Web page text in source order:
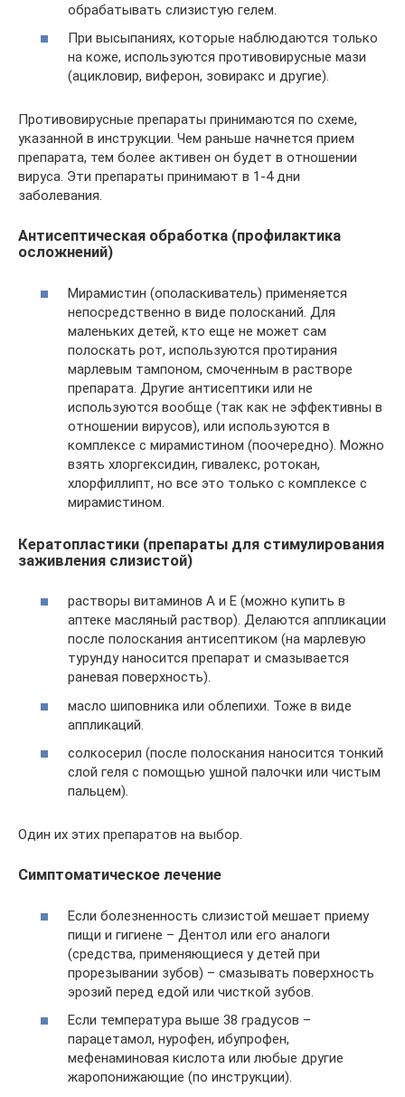
обрабатывать слизистую гелем.
При высыпаниях, которые наблюдаются только
на коже, используются противовирусные мази
(ацикловир, виферон, зовиракс и другие).
Противовирусные препараты принимаются по схеме,
указанной в инструкции. Чем раньше начнется прием
препарата, тем более активен он будет в отношении
вируса. Эти препараты принимают в 1-4 дни
заболевания.
Антисептическая обработка (профилактика
осложнений)
Мирамистин (ополаскиватель) применяется
непосредственно в виде полосканий. Для
маленьких детей, кто еще не может сам
полоскать рот, используются протирания
марлевым тампоном, смоченным в растворе
препарата. Другие антисептики или не
используются вообще (так как не эффективны в
отношении вирусов), или используются в
комплексе с мирамистином (поочередно). Можно
взять хлоргексидин, гивалекс, ротокан,
хлорфиллипт, но все это только с комплексе с
мирамистином.
Кератопластики (препараты для стимулирования
заживления слизистой)
растворы витаминов А и Е (можно купить в
аптеке масляный раствор). Делаются аппликации
после полоскания антисептиком (на марлевую
турунду наносится препарат и смазывается
раневая поверхность).
масло шиповника или облепихи. Тоже в виде
аппликаций.
солкосерил (после полоскания наносится тонкий
слой геля с помощью ушной палочки или чистым
пальцем).
Один их этих препаратов на выбор.
Симптоматическое лечение
Если болезненность слизистой мешает приему
пищи и гигиене – Дентол или его аналоги
(средства, применяющиеся у детей при
прорезывании зубов) – смазывать поверхность
эрозий перед едой или чисткой зубов.
Если температура выше 38 градусов –
парацетамол, нурофен, ибупрофен,
мефенаминовая кислота или любые другие
жаропонижающие (по инструкции).